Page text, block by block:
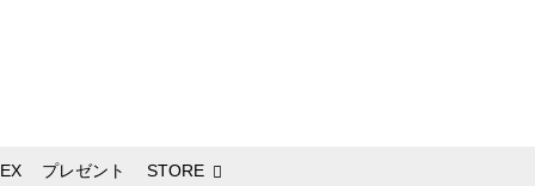
プレゼント STORE